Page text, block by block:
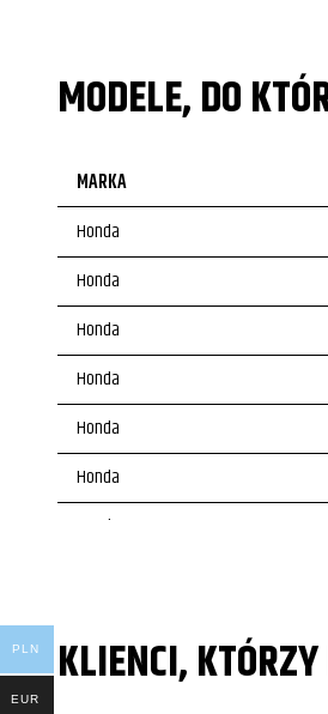
MODELE, DO
MARKA
Honda
Honda
Honda
Honda
Honda
Honda
Honda
Honda
KLIENCI,
PLN
EUR